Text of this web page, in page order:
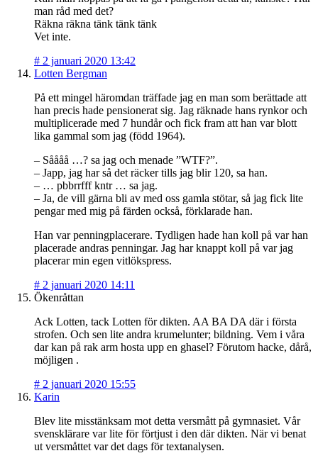
man råd med det?
Räkna räkna tänk tänk tänk
Vet inte.
# 2 januari 2020 13:42
Lotten Bergman
På ett mingel häromdan träffade jag en man som berättade att
han precis hade pensionerat sig. Jag räknade hans rynkor och
multiplicerade med 7 hundår och fick fram att han var blott
lika gammal som jag (född 1964).
– Såååå …? sa jag och menade ”WTF?”.
– Japp, jag har så det räcker tills jag blir 120, sa han.
– … pbbrrfff kntr … sa jag.
– Ja, de vill gärna bli av med oss gamla stötar, så jag fick lite
pengar med mig på färden också, förklarade han.
Han var penningplacerare. Tydligen hade han koll på var han
placerade andras penningar. Jag har knappt koll på var jag
placerar min egen vitlökspress.
# 2 januari 2020 14:11
Ökenråttan
Ack Lotten, tack Lotten för dikten. AA BA DA där i första
strofen. Och sen lite andra krumelunter; bildning. Vem i våra
dar kan på rak arm hosta upp en ghasel? Förutom hacke, dårå,
möjligen .
# 2 januari 2020 15:55
Karin
Blev lite misstänksam mot detta versmått på gymnasiet. Vår
svensklärare var lite för förtjust i den där dikten. När vi benat
ut versmåttet var det dags för textanalysen.